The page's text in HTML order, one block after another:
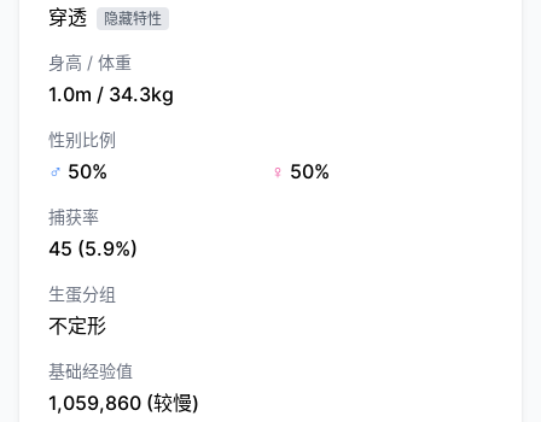
穿透
隐藏特性
身高 / 体重
1.0m / 34.3kg
性别比例
♂ 50% ♀ 50%
捕获率
45 (5.9%)
生蛋分组
不定形
基础经验值
1,059,860 (较慢)